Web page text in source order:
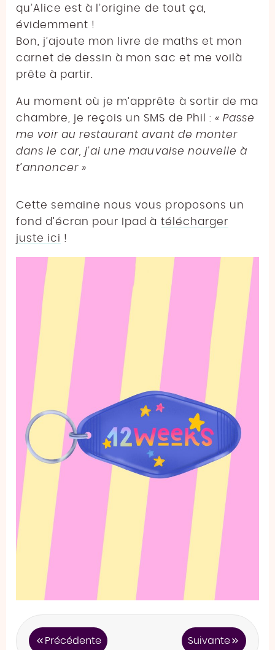
qu’Alice est à l’origine de tout ça,
évidemment !
Bon, j’ajoute mon livre de maths et mon
carnet de dessin à mon sac et me voilà
prête à partir.
Au moment où je m’apprête à sortir de ma
chambre, je reçois un SMS de Phil : « Passe
me voir au restaurant avant de monter
dans le car, j’ai une mauvaise nouvelle à
t’annoncer »
Cette semaine nous vous proposons un
fond d’écran pour Ipad à télécharger
juste ici !
Précédente Suivante